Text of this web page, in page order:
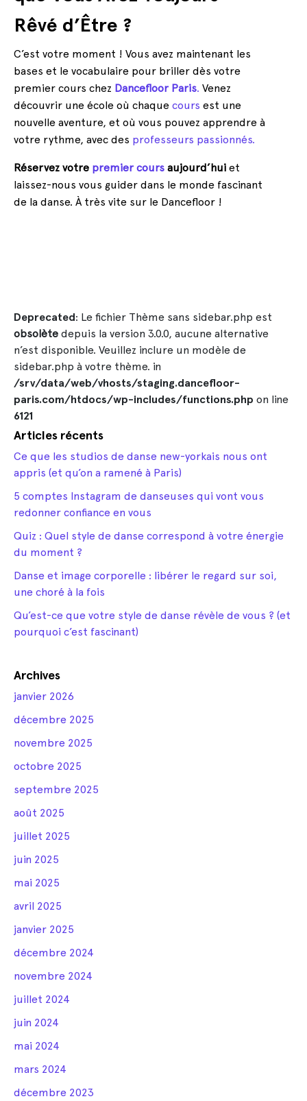
Rêvé d’Être ?
C’est votre moment ! Vous avez maintenant les
bases et le vocabulaire pour briller dès votre
premier cours chez Dancefloor Paris. Venez
découvrir une école où chaque cours est une
nouvelle aventure, et où vous pouvez apprendre à
votre rythme, avec des professeurs passionnés.
Réservez votre premier cours aujourd’hui et
laissez-nous vous guider dans le monde fascinant
de la danse. À très vite sur le Dancefloor !
Deprecated: Le fichier Thème sans sidebar.php est
obsolète depuis la version 3.0.0, aucune alternative
n’est disponible. Veuillez inclure un modèle de
sidebar.php à votre thème. in
/srv/data/web/vhosts/staging.dancefloor-
paris.com/htdocs/wp-includes/functions.php on line
6121
Articles récents
Ce que les studios de danse new-yorkais nous ont
appris (et qu’on a ramené à Paris)
5 comptes Instagram de danseuses qui vont vous
redonner confiance en vous
Quiz : Quel style de danse correspond à votre énergie
du moment ?
Danse et image corporelle : libérer le regard sur soi,
une choré à la fois
Qu’est-ce que votre style de danse révèle de vous ? (et
pourquoi c’est fascinant)
Archives
janvier 2026
décembre 2025
novembre 2025
octobre 2025
septembre 2025
août 2025
juillet 2025
juin 2025
mai 2025
avril 2025
janvier 2025
décembre 2024
novembre 2024
juillet 2024
juin 2024
mai 2024
mars 2024
décembre 2023